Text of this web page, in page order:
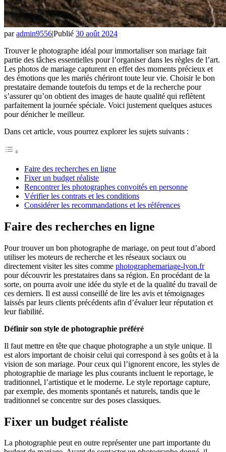
paradmin9556|Publié 30 août 2024
Trouver le photographe idéal pour immortaliser son mariage fait
partie des tâches essentielles pour l’organiser dans les règles de l’art.
Les photos de mariage capturent en effet des moments précieux et
des émotions que les mariés chériront toute leur vie. Choisir le bon
prestataire demande toutefois du temps et de la recherche pour
s’assurer qu’on obtient des images de haute qualité qui reflètent
parfaitement la journée spéciale. Voici justement quelques astuces
pour dénicher le meilleur.
Dans cet article, vous pourrez explorer les sujets suivants :
Faire des recherches en ligne
Fixer un budget réaliste
Rencontrer les photographes convoités en personne
Vérifier les contrats et les conditions
Considérer les recommandations et les références
Faire des recherches en ligne
Pour trouver un bon photographe de mariage, on peut tout d’abord
utiliser les moteurs de recherche et les réseaux sociaux ou
directement visiter les sites comme photographemariage-lyon.fr
pour découvrir les prestataires dans sa région. En procédant de la
sorte, on pourra avoir une idée du style et de la qualité du travail de
ces derniers. Il est aussi conseillé de lire les avis et témoignages
laissés par leurs clients précédents afin d’évaluer leur réputation et
leur fiabilité.
Définir son style de photographie préféré
Il faut mettre en tête que chaque photographe a un style unique. Il
est alors important de choisir celui qui correspond à ses goûts et à la
vision de son mariage. Pour ceux qui l’ignorent encore, les styles de
photographie de mariage les plus courants incluent le reportage, le
traditionnel, l’artistique et le moderne. Le style reportage capture,
par exemple, des moments spontanés et naturels, tandis que le
traditionnel se concentre sur des poses classiques.
Fixer un budget réaliste
La photographie peut en outre représenter une part importante du